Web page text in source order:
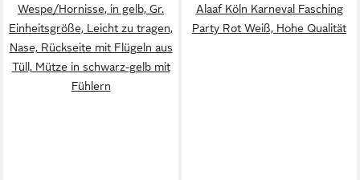
Wespe/Hornisse, in gelb, Gr.
Einheitsgröße, Leicht zu tragen,
Nase, Rückseite mit Flügeln aus
Tüll, Mütze in schwarz-gelb mit
Fühlern
Alaaf Köln Karneval Fasching
Party Rot Weiß, Hohe Qualität